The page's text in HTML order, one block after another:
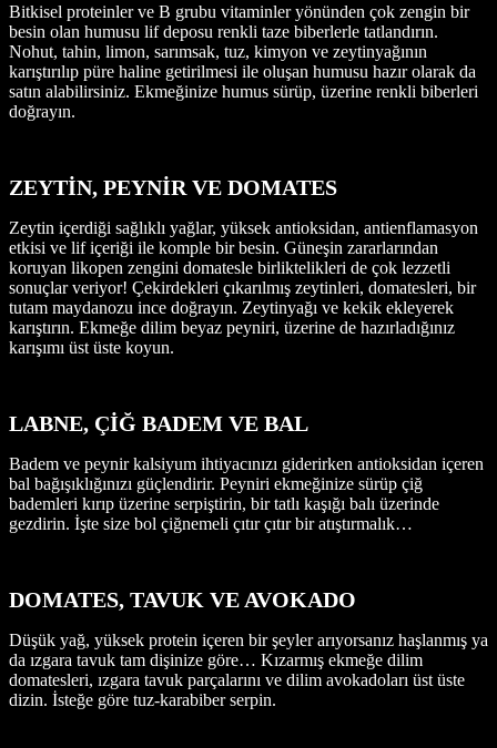
Bitkisel proteinler ve B grubu vitaminler yönünden çok zengin bir
besin olan humusu lif deposu renkli taze biberlerle tatlandırın.
Nohut, tahin, limon, sarımsak, tuz, kimyon ve zeytinyağının
karıştırılıp püre haline getirilmesi ile oluşan humusu hazır olarak da
satın alabilirsiniz. Ekmeğinize humus sürüp, üzerine renkli biberleri
doğrayın.
ZEYTİN, PEYNİR VE DOMATES
Zeytin içerdiği sağlıklı yağlar, yüksek antioksidan, antienflamasyon
etkisi ve lif içeriği ile komple bir besin. Güneşin zararlarından
koruyan likopen zengini domatesle birliktelikleri de çok lezzetli
sonuçlar veriyor! Çekirdekleri çıkarılmış zeytinleri, domatesleri, bir
tutam maydanozu ince doğrayın. Zeytinyağı ve kekik ekleyerek
karıştırın. Ekmeğe dilim beyaz peyniri, üzerine de hazırladığınız
karışımı üst üste koyun.
LABNE, ÇİĞ BADEM VE BAL
Badem ve peynir kalsiyum ihtiyacınızı giderirken antioksidan içeren
bal bağışıklığınızı güçlendirir. Peyniri ekmeğinize sürüp çiğ
bademleri kırıp üzerine serpiştirin, bir tatlı kaşığı balı üzerinde
gezdirin. İşte size bol çiğnemeli çıtır çıtır bir atıştırmalık…
DOMATES, TAVUK VE AVOKADO
Düşük yağ, yüksek protein içeren bir şeyler arıyorsanız haşlanmış ya
da ızgara tavuk tam dişinize göre… Kızarmış ekmeğe dilim
domatesleri, ızgara tavuk parçalarını ve dilim avokadoları üst üste
dizin. İsteğe göre tuz-karabiber serpin.